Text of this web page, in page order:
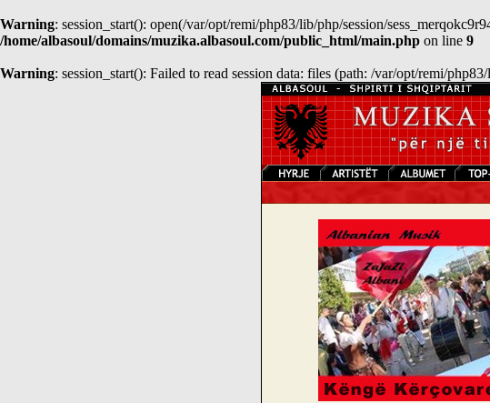
Warning: session_start(): open(/var/opt/remi/php83/lib/php/session/
/home/albasoul/domains/muzika.albasoul.com/public_html/main.php on line 9
Warning: session_start(): Failed to read session data: files (path: /var/opt/remi/